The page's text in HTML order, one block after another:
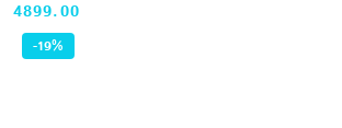
Cena:
4899.00
-19%